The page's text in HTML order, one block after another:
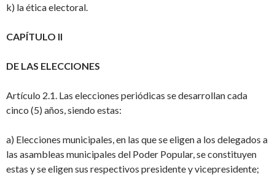
k) la ética electoral.
CAPÍTULO II
DE LAS ELECCIONES
Artículo 2.1. Las elecciones periódicas se desarrollan cada
cinco (5) años, siendo estas:
a) Elecciones municipales, en las que se eligen a los delegados a
las asambleas municipales del Poder Popular, se constituyen
estas y se eligen sus respectivos presidente y vicepresidente;